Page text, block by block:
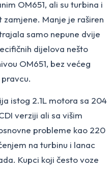
OM651, ali su turbina i
zamjene. Manje je raširen
samo nepune dvije
dijelova nešto
OM651, bez većeg
istog 2.1L motora sa 204
verziji ali sa višim
probleme kao 220
na turbinu i lanac
Kupci koji često voze